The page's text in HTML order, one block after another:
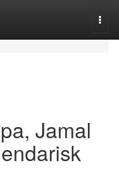
Jamal